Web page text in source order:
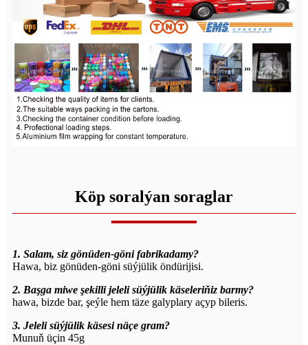
Köp soralýan soraglar
1. Salam, siz gönüden-göni fabrikadamy?
Hawa, biz gönüden-göni süýjülik öndürijisi.
2. Başga miwe şekilli jeleli süýjülik käseleriňiz barmy?
hawa, bizde bar, şeýle hem täze galyplary açyp bileris.
3. Jeleli süýjülik käsesi näçe gram?
Munuň üçin 45g